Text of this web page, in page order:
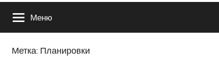
Меню
Метка: Планировки